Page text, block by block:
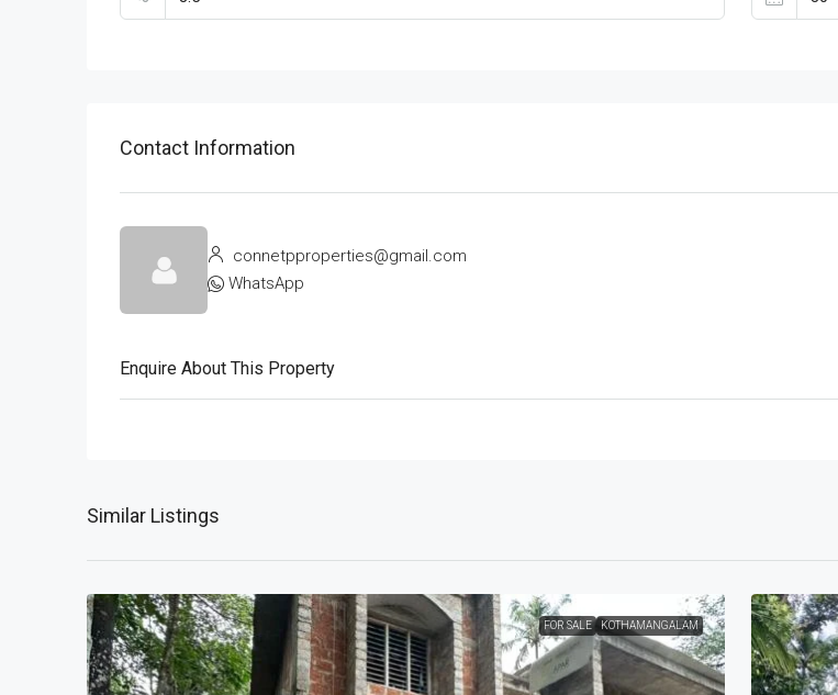
Contact Information
connetpproperties@gmail.com
WhatsApp
Enquire About This Property
Similar Listings
FOR SALE KOTHAMANGALAM